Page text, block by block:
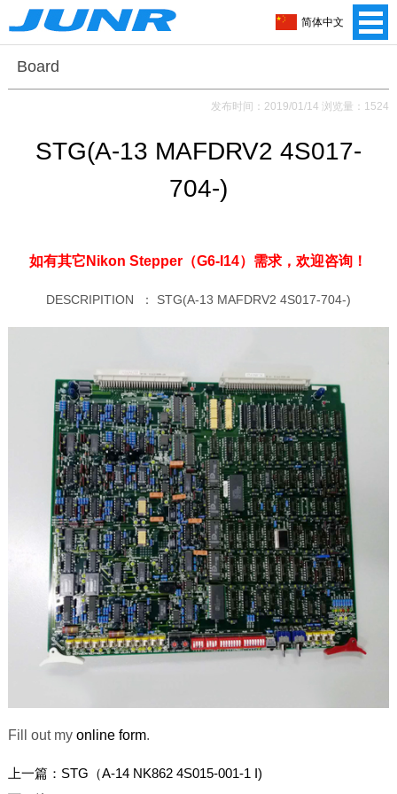
Board
发布时间：2019/01/14 浏览量：1524
STG(A-13 MAFDRV2 4S017-
704-)
如有其它Nikon Stepper（G6-I14）需求，欢迎咨询！
DESCRIPITION ： STG(A-13 MAFDRV2 4S017-704-)
Fill out my online form.
上一篇： STG（A-14 NK862 4S015-001-1 I)
简体中文